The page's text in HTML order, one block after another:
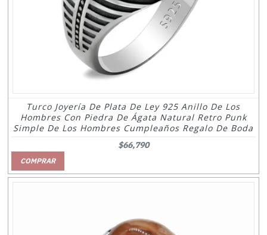
Turco Joyería De Plata De Ley 925 Anillo De Los
Hombres Con Piedra De Ágata Natural Retro Punk
Simple De Los Hombres Cumpleaños Regalo De Boda
$66,790
COMPRAR